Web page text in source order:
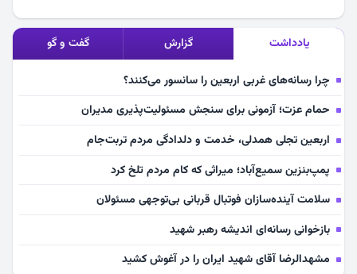
یادداشت گزارش گفت و گو
چرا رسانه‌های غربی اربعین را سانسور می‌کنند؟
حمام عزت؛ آزمونی برای سنجش مسئولیت‌پذیری مدیران
اربعین تجلی همدلی، خدمت و دلدادگی مردم تربت‌جام
پمپ‌بنزین سمیع‌آباد؛ میراثی که کام مردم تلخ کرد
سلامت آینده‌سازان فوتبال قربانی بی‌توجهی مسئولان
بازخوانی رسانه‌ای اندیشه رهبر شهید
مشهدالرضا آقای شهید ایران را در آغوش کشید